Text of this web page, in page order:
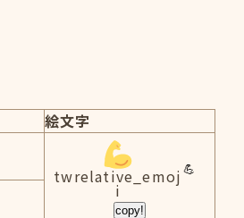
絵文字
twrelative_emoj
i
copy!